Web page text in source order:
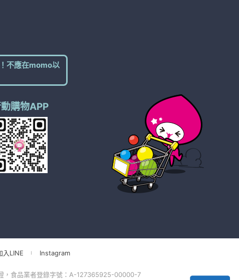
不應在momo以
購物APP
入LINE Instagram
，食品業者登錄字號：A-127365925-00000-7